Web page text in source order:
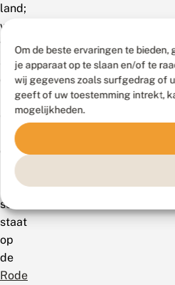
Om de beste ervaringen te
je apparaat op te slaan en/of te
wij gegevens zoals surfgedrag of
geeft of uw toestemming intrekt,
mogelijkheden.
land;
weinig
waargenomen
aan
de
kust
de
polders.
soort
staat
op
de
Rode